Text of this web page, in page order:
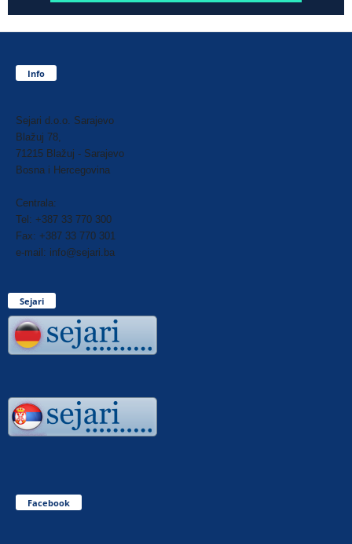
Info
Sejari d.o.o. Sarajevo
Blažuj 78,
71215 Blažuj - Sarajevo
Bosna i Hercegovina
Centrala:
Tel: +387 33 770 300
Fax: +387 33 770 301
e-mail: info@sejari.ba
Sejari
Facebook